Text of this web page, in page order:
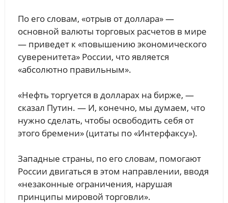
По его словам, «отрыв от доллара» —
основной валюты торговых расчетов в мире
— приведет к «повышению экономического
суверенитета» России, что является
«абсолютно правильным».
«Нефть торгуется в долларах на бирже, —
сказал Путин. — И, конечно, мы думаем, что
нужно сделать, чтобы освободить себя от
этого бремени» (цитаты по «Интерфаксу»).
Западные страны, по его словам, помогают
России двигаться в этом направлении, вводя
«незаконные ограничения, нарушая
принципы мировой торговли».